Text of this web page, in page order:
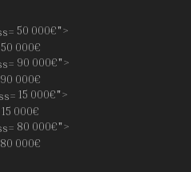
50 000€">
50 000€
90 000€">
90 000€
15 000€">
15 000€
80 000€">
80 000€